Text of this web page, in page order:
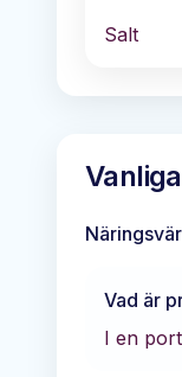
Salt
Vad är
I en